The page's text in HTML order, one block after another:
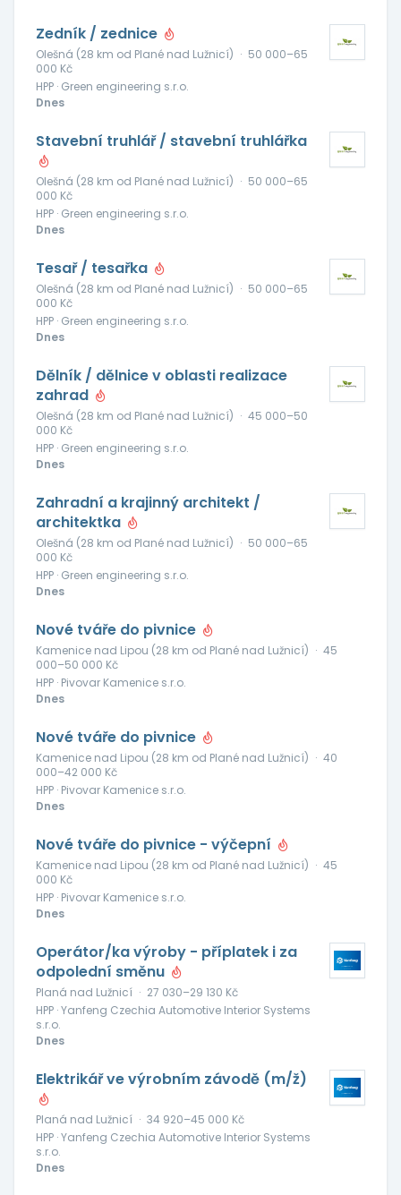
Zedník / zednice
Olešná (28 km od Plané nad Lužnicí) · 50 000–65
000 Kč
HPP · Green engineering s.r.o.
Dnes
Stavební truhlář / stavební truhlářka
Olešná (28 km od Plané nad Lužnicí) · 50 000–65
000 Kč
HPP · Green engineering s.r.o.
Dnes
Tesař / tesařka
Olešná (28 km od Plané nad Lužnicí) · 50 000–65
000 Kč
HPP · Green engineering s.r.o.
Dnes
Dělník / dělnice v oblasti realizace
zahrad
Olešná (28 km od Plané nad Lužnicí) · 45 000–50
000 Kč
HPP · Green engineering s.r.o.
Dnes
Zahradní a krajinný architekt /
architektka
Olešná (28 km od Plané nad Lužnicí) · 50 000–65
000 Kč
HPP · Green engineering s.r.o.
Dnes
Nové tváře do pivnice
Kamenice nad Lipou (28 km od Plané nad Lužnicí) · 45
000–50 000 Kč
HPP · Pivovar Kamenice s.r.o.
Dnes
Nové tváře do pivnice
Kamenice nad Lipou (28 km od Plané nad Lužnicí) · 40
000–42 000 Kč
HPP · Pivovar Kamenice s.r.o.
Dnes
Nové tváře do pivnice - výčepní
Kamenice nad Lipou (28 km od Plané nad Lužnicí) · 45
000 Kč
HPP · Pivovar Kamenice s.r.o.
Dnes
Operátor/ka výroby - příplatek i za
odpolední směnu
Planá nad Lužnicí · 27 030–29 130 Kč
HPP · Yanfeng Czechia Automotive Interior Systems
s.r.o.
Dnes
Elektrikář ve výrobním závodě (m/ž)
Planá nad Lužnicí · 34 920–45 000 Kč
HPP · Yanfeng Czechia Automotive Interior Systems
s.r.o.
Dnes